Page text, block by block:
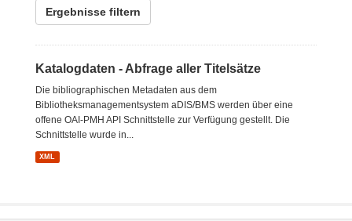
Ergebnisse filtern
Katalogdaten - Abfrage aller Titelsätze
Die bibliographischen Metadaten aus dem
Bibliotheksmanagementsystem aDIS/BMS werden über eine
offene OAI-PMH API Schnittstelle zur Verfügung gestellt. Die
Schnittstelle wurde in...
XML